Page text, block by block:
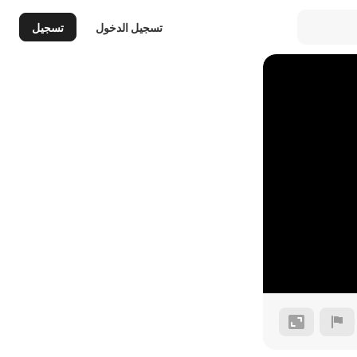
تسجيل الدخول تسجيل